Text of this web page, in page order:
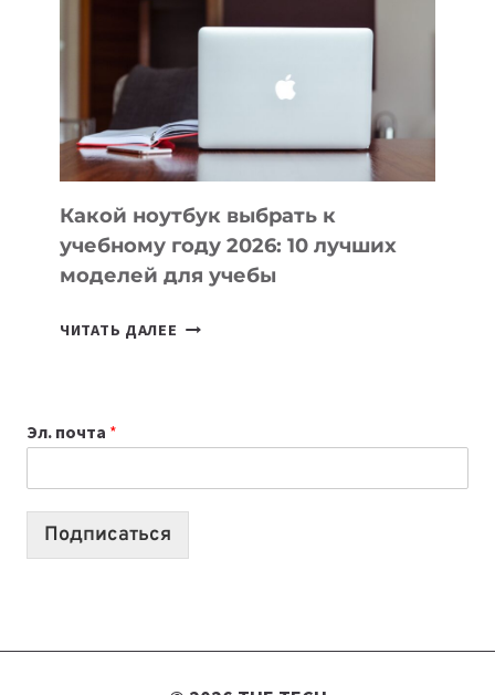
ПОМОГАЮТ
СОЗДАВАТЬ
БЕЗ
СЛОЖНОГО
КОДА
Какой ноутбук выбрать к
учебному году 2026: 10 лучших
моделей для учебы
ЧИТАТЬ ДАЛЕЕ КАКОЙ
2026:
10
Эл. почта *
Подписаться